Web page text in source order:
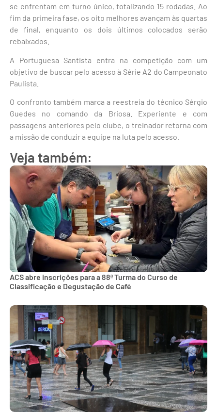
se enfrentam em turno único, totalizando 15 rodadas. Ao
fim da primeira fase, os oito melhores avançam às quartas
de final, enquanto os dois últimos colocados serão
rebaixados.
A Portuguesa Santista entra na competição com um
objetivo de buscar pelo acesso à Série A2 do Campeonato
Paulista.
O confronto também marca a reestreia do técnico Sérgio
Guedes no comando da Briosa. Experiente e com
passagens anteriores pelo clube, o treinador retorna com
a missão de conduzir a equipe na luta pelo acesso.
Veja também:
ACS abre inscrições para a 88ª Turma do Curso de
Classificação e Degustação de Café